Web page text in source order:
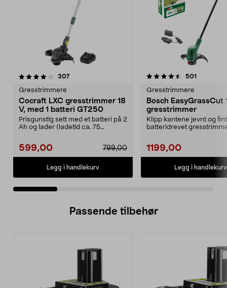
307anmeldelser
Gresstrimmere
Cocraft LXC gresstrimmer 18
V, med 1 batteri GT250
Prisgunstig sett med et batteri på 2
Ah og lader (ladetid ca. 75
599,00 799,00
Legg i handlekurv
4.5 av 5 stjerner 501
Gresstrimmere
Bosch EasyGrassCut
gresstrimmer
Klipp kantene jevnt og
batteridrevet
1199,00
Legg i handlekurv
4.5 av 5 stjerner
Passende tilbehør